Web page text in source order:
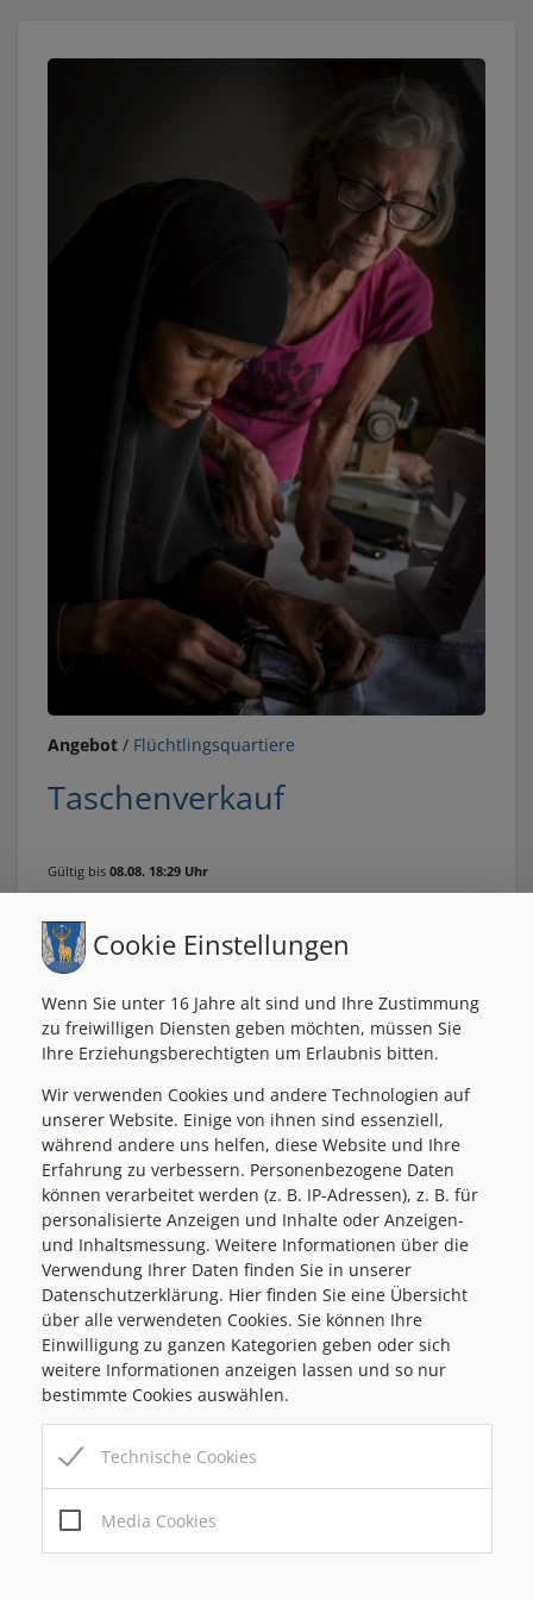
Angebot / Flüchtlingsquartiere
Taschenverkauf
Gültig bis 08.08. 18:29 Uhr
Marktgemeinde Passail
Markt 1, 8162 Passail
Tel:+43 3179 / 23 300
Mail:marktgemeinde@passail.at
Gemeindekennziffer: 6 17 63 , UID: ATU69185936
Bauamt/Parteienverkehr
MO
08:00-12:00 / 14:00-18:00
MI
08:00-12:00
DO
08:00-12:00 / 14:00-18:00
FR
08:00-12:00
Amtszeiten
Cookie Einstellungen
Wenn Sie unter 16 Jahre alt sind und Ihre Zustimmung
zu freiwilligen Diensten geben möchten, müssen Sie
Ihre Erziehungsberechtigten um Erlaubnis bitten.
Wir verwenden Cookies und andere Technologien auf
unserer Website. Einige von ihnen sind essenziell,
während andere uns helfen, diese Website und Ihre
Erfahrung zu verbessern. Personenbezogene Daten
können verarbeitet werden (z. B. IP-Adressen), z. B. für
personalisierte Anzeigen und Inhalte oder Anzeigen-
und Inhaltsmessung. Weitere Informationen über die
Verwendung Ihrer Daten finden Sie in unserer
Datenschutzerklärung. Hier finden Sie eine Übersicht
über alle verwendeten Cookies. Sie können Ihre
Einwilligung zu ganzen Kategorien geben oder sich
weitere Informationen anzeigen lassen und so nur
bestimmte Cookies auswählen.
Technische Cookies
Media Cookies